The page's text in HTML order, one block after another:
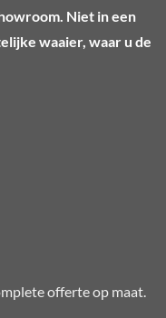
Niet in een
waaier, waar u de
offerte op maat.